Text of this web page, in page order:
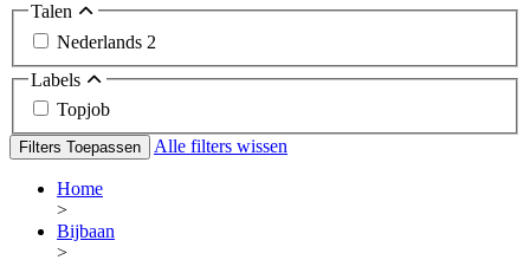
Talen
Nederlands 2
Labels
Topjob
Filters Toepassen Alle filters wissen
Home
>
Bijbaan
>